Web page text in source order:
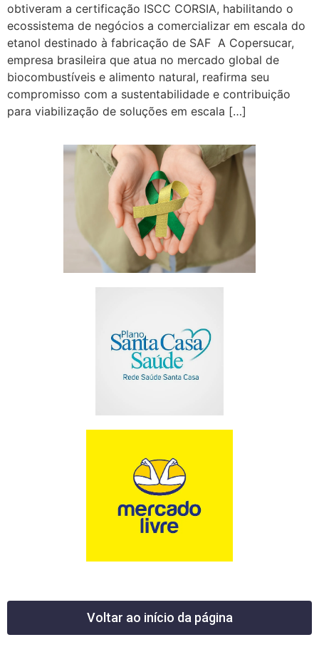
obtiveram a certificação ISCC CORSIA, habilitando o
ecossistema de negócios a comercializar em escala do
etanol destinado à fabricação de SAF A Copersucar,
empresa brasileira que atua no mercado global de
biocombustíveis e alimento natural, reafirma seu
compromisso com a sustentabilidade e contribuição
para viabilização de soluções em escala […]
Voltar ao início da página